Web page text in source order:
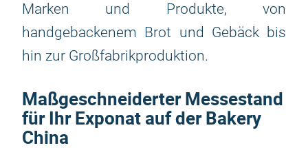
Marken und Produkte, von
handgebackenem Brot und Gebäck bis
hin zur Großfabrikproduktion.
Maßgeschneiderter Messestand
für Ihr Exponat auf der Bakery
China